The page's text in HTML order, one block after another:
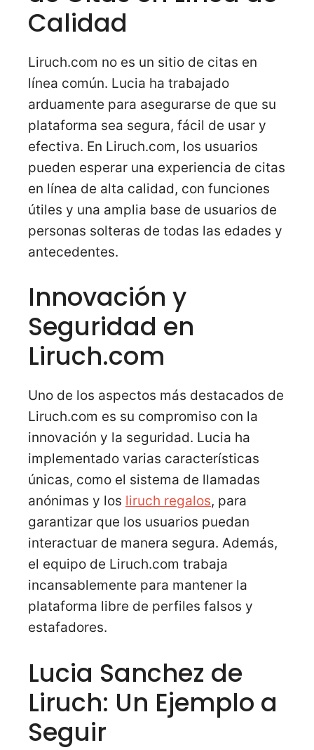
Calidad
Liruch.com no es un sitio de citas en
línea común. Lucia ha trabajado
arduamente para asegurarse de que su
plataforma sea segura, fácil de usar y
efectiva. En Liruch.com, los usuarios
pueden esperar una experiencia de citas
en línea de alta calidad, con funciones
útiles y una amplia base de usuarios de
personas solteras de todas las edades y
antecedentes.
Innovación y
Seguridad en
Liruch.com
Uno de los aspectos más destacados de
Liruch.com es su compromiso con la
innovación y la seguridad. Lucia ha
implementado varias características
únicas, como el sistema de llamadas
anónimas y los liruch regalos, para
garantizar que los usuarios puedan
interactuar de manera segura. Además,
el equipo de Liruch.com trabaja
incansablemente para mantener la
plataforma libre de perfiles falsos y
estafadores.
Lucia Sanchez de
Liruch: Un Ejemplo a
Seguir